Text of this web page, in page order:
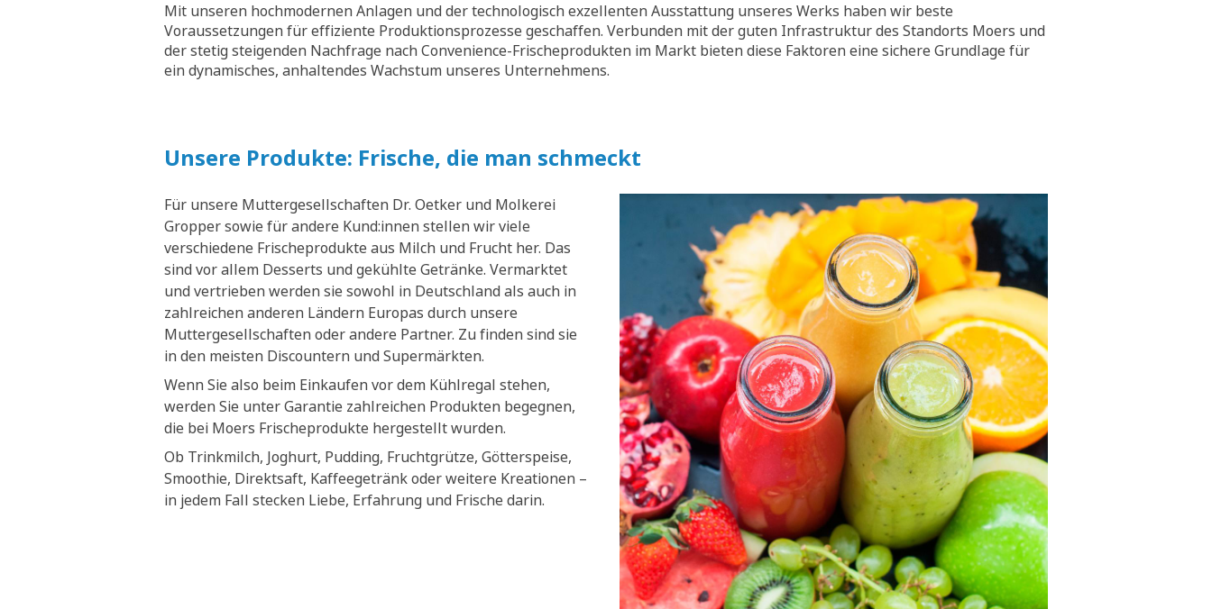
Mit unseren hochmodernen Anlagen und der technologisch exzellenten Ausstattung unseres Werks haben wir beste
Voraussetzungen für effiziente Produktionsprozesse geschaffen. Verbunden mit der guten Infrastruktur des Standorts Moers und
der stetig steigenden Nachfrage nach Convenience-Frischeprodukten im Markt bieten diese Faktoren eine sichere Grundlage für
ein dynamisches, anhaltendes Wachstum unseres Unternehmens.
Unsere Produkte: Frische, die man schmeckt
Für unsere Muttergesellschaften Dr. Oetker und Molkerei
Gropper sowie für andere Kund:innen stellen wir viele
verschiedene Frischeprodukte aus Milch und Frucht her. Das
sind vor allem Desserts und gekühlte Getränke. Vermarktet
und vertrieben werden sie sowohl in Deutschland als auch in
zahlreichen anderen Ländern Europas durch unsere
Muttergesellschaften oder andere Partner. Zu finden sind sie
in den meisten Discountern und Supermärkten.
Wenn Sie also beim Einkaufen vor dem Kühlregal stehen,
werden Sie unter Garantie zahlreichen Produkten begegnen,
die bei Moers Frischeprodukte hergestellt wurden.
Ob Trinkmilch, Joghurt, Pudding, Fruchtgrütze, Götterspeise,
Smoothie, Direktsaft, Kaffeegetränk oder weitere Kreationen –
in jedem Fall stecken Liebe, Erfahrung und Frische darin.